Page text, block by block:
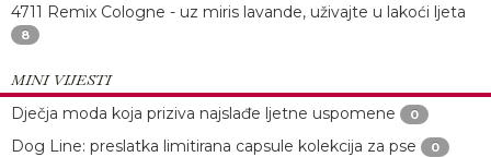
4711 Remix Cologne - uz miris lavande, uživajte u lakoći ljeta
8
MINI VIJESTI
Dječja moda koja priziva najslađe ljetne uspomene
0
Dog Line: preslatka limitirana capsule kolekcija za pse 0